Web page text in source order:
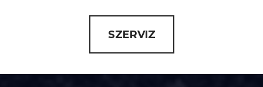
SZERVIZ